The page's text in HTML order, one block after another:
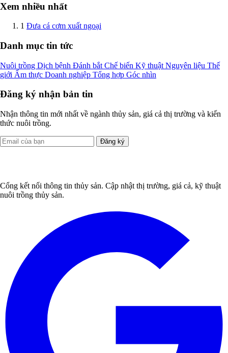
Xem nhiều nhất
1 Đưa cá cơm xuất ngoại
Danh mục tin tức
Nuôi trồng Dịch bệnh Đánh bắt Chế biến Kỹ thuật Nguyên liệu Thế
giới Ẩm thực Doanh nghiệp Tổng hợp Góc nhìn
Đăng ký nhận bản tin
Nhận thông tin mới nhất về ngành thủy sản, giá cả thị trường và kiến
thức nuôi trồng.
Đăng ký
Cổng kết nối thông tin thủy sản. Cập nhật thị trường, giá cả, kỹ thuật
nuôi trồng thủy sản.